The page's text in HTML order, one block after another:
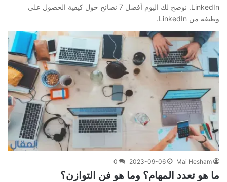
LinkedIn. نوضح لك اليوم أفضل 7 نصائح حول كيفية الحصول على
وظيفة من LinkedIn.
Mai Hesham
2023-09-06
0
ما هو تعدد المهام؟ وما هو فن التوازن؟